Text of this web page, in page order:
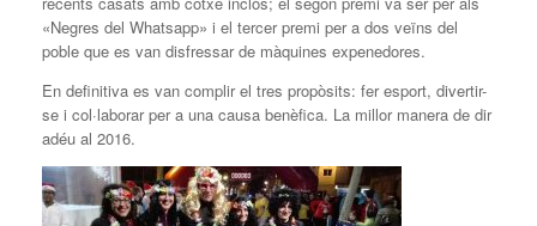
«Negres del Whatsapp» i el tercer premi per a dos veïns del
poble que es van disfressar de màquines expenedores.
En definitiva es van complir el tres propòsits: fer esport, divertir-
se i col·laborar per a una causa benèfica. La millor manera de dir
adéu al 2016.